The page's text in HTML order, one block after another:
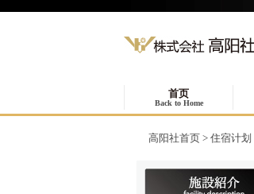
首页
Back to Home
高阳社首页 > 住宿计划